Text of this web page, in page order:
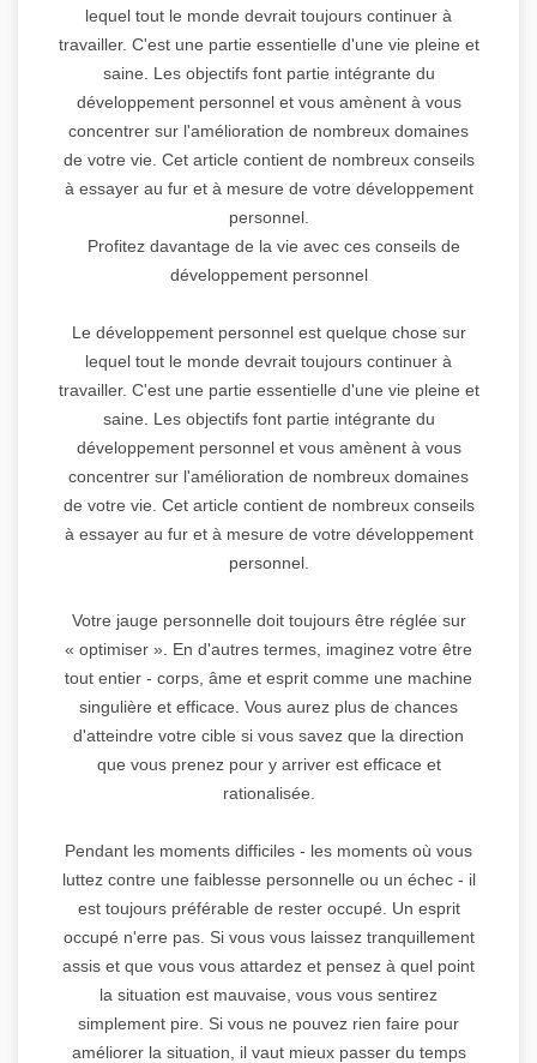
lequel tout le monde devrait toujours continuer à
travailler. C'est une partie essentielle d'une vie pleine et
saine. Les objectifs font partie intégrante du
développement personnel et vous amènent à vous
concentrer sur l'amélioration de nombreux domaines
de votre vie. Cet article contient de nombreux conseils
à essayer au fur et à mesure de votre développement
personnel.
Profitez davantage de la vie avec ces conseils de
développement personnel
Le développement personnel est quelque chose sur
lequel tout le monde devrait toujours continuer à
travailler. C'est une partie essentielle d'une vie pleine et
saine. Les objectifs font partie intégrante du
développement personnel et vous amènent à vous
concentrer sur l'amélioration de nombreux domaines
de votre vie. Cet article contient de nombreux conseils
à essayer au fur et à mesure de votre développement
personnel.
Votre jauge personnelle doit toujours être réglée sur
« optimiser ». En d'autres termes, imaginez votre être
tout entier - corps, âme et esprit comme une machine
singulière et efficace. Vous aurez plus de chances
d'atteindre votre cible si vous savez que la direction
que vous prenez pour y arriver est efficace et
rationalisée.
Pendant les moments difficiles - les moments où vous
luttez contre une faiblesse personnelle ou un échec - il
est toujours préférable de rester occupé. Un esprit
occupé n'erre pas. Si vous vous laissez tranquillement
assis et que vous vous attardez et pensez à quel point
la situation est mauvaise, vous vous sentirez
simplement pire. Si vous ne pouvez rien faire pour
améliorer la situation, il vaut mieux passer du temps